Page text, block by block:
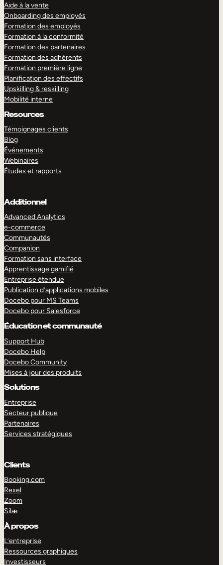
Aide à la vente
Onboarding des employés
Formation des employés
Formation à la conformité
Formation des partenaires
Formation des adhérents
Formation première ligne
Planification des effectifs
Upskilling & reskilling
Mobilité interne
Resources
Témoignages clients
Blog
Événements
Webinaires
Études et rapports
Additionnel
Advanced Analytics
e-commerce
Communautés
Companion
Formation sans interface
Apprentissage gamifié
Entreprise étendue
Publication d’applications mobiles
Docebo pour MS Teams
Docebo pour Salesforce
Éducation et communauté
Support Hub
Docebo Help
Docebo Community
Mises à jour des produits
Solutions
Entreprise
Secteur publique
Partenaires
Services stratégiques
Clients
Booking.com
Rexel
Zoom
Silæ
À propos
L’entreprise
Ressources graphiques
Investisseurs